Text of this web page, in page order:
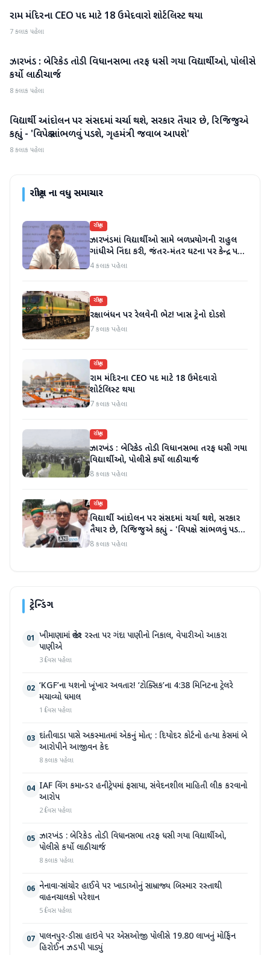
રાષ્ટ્રીય
રામ મંદિરના CEO પદ માટે 18 ઉમેદવારો શોર્ટલિસ્ટ થયા
7 કલાક પહેલા
રાષ્ટ્રીય
ઝારખંડ : બેરિકેડ તોડી વિધાનસભા તરફ ધસી ગયા વિદ્યાર્થીઓ, પોલીસે
કર્યો લાઠીચાર્જ
8 કલાક પહેલા
રાષ્ટ્રીય
વિદ્યાર્થી આંદોલન પર સંસદમાં ચર્ચા થશે, સરકાર તૈયાર છે, રિજિજુએ
કહ્યું - 'વિપક્ષે સાંભળવું પડશે, ગૃહમંત્રી જવાબ આપશે'
8 કલાક પહેલા
રાષ્ટ્રીયના વધુ સમાચાર
રાષ્ટ્રીય
ઝારખંડમાં વિદ્યાર્થીઓ સામે બળપ્રયોગની રાહુલ
ગાંધીએ નિંદા કરી, જંતર-મંતર ઘટના પર કેન્દ્ર પર
સવાલ ઉઠાવ્યા
4 કલાક પહેલા
રાષ્ટ્રીય
રક્ષાબંધન પર રેલવેની ભેટ! ખાસ ટ્રેનો દોડશે
7 કલાક પહેલા
રાષ્ટ્રીય
રામ મંદિરના CEO પદ માટે 18 ઉમેદવારો
શોર્ટલિસ્ટ થયા
7 કલાક પહેલા
રાષ્ટ્રીય
ઝારખંડ : બેરિકેડ તોડી વિધાનસભા તરફ ધસી ગયા
વિદ્યાર્થીઓ, પોલીસે કર્યો લાઠીચાર્જ
8 કલાક પહેલા
રાષ્ટ્રીય
વિદ્યાર્થી આંદોલન પર સંસદમાં ચર્ચા થશે, સરકાર
તૈયાર છે, રિજિજુએ કહ્યું - 'વિપક્ષે સાંભળવું પડશે,
ગૃહમંત્રી જવાબ આપશે'
8 કલાક પહેલા
ટ્રેન્ડિંગ
01 ખીમાણામાં જાહેર રસ્તા પર ગંદા પાણીનો નિકાલ, વેપારીઓ આકરા
પાણીએ
3 દિવસ પહેલા
02 ‘KGF’ના યશનો ખૂંખાર અવતાર! ‘ટોક્સિક’ના 4:38 મિનિટના ટ્રેલરે
મચાવ્યો ધમાલ
1 દિવસ પહેલા
03 દાંતીવાડા પાસે અકસ્માતમાં એકનું મોત; : દિયોદર કોર્ટનો હત્યા કેસમાં બે
આરોપીને આજીવન કેદ
8 કલાક પહેલા
04 IAF વિંગ કમાન્ડર હનીટ્રેપમાં ફસાયા, સંવેદનશીલ માહિતી લીક કરવાનો
આરોપ
2 દિવસ પહેલા
05 ઝારખંડ : બેરિકેડ તોડી વિધાનસભા તરફ ધસી ગયા વિદ્યાર્થીઓ,
પોલીસે કર્યો લાઠીચાર્જ
8 કલાક પહેલા
06 નેનાવા-સાંચોર હાઈવે પર ખાડાઓનું સામ્રાજ્ય બિસ્માર રસ્તાથી
વાહનચાલકો પરેશાન
5 દિવસ પહેલા
07 પાલનપુર-ડીસા હાઇવે પર એસઓજી પોલીસે 19.80 લાખનું મોર્ફિન
હિરોઈન ઝડપી પાડ્યું